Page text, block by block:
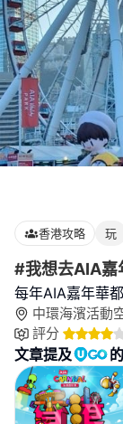
香港攻略 玩
#我想去AIA嘉
每年AIA嘉年華
中環海濱活動
評分
文章提及